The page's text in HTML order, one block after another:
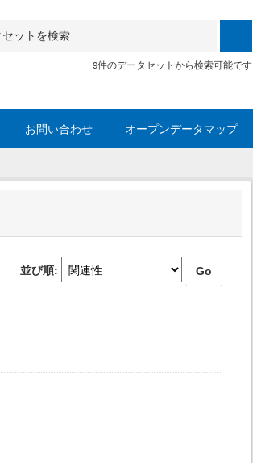
9件のデータセットから検索可能です
お問い合わせ オープンデータマップ
並び順 Go